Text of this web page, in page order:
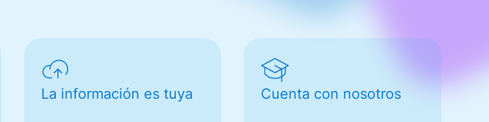
La información es tuya Cuenta con nosotros